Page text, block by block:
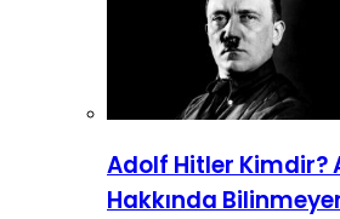
Adolf Hitler Kimdir?
Hakkında